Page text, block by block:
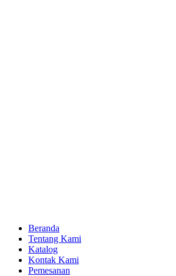
Beranda
Tentang Kami
Katalog
Kontak Kami
Pemesanan